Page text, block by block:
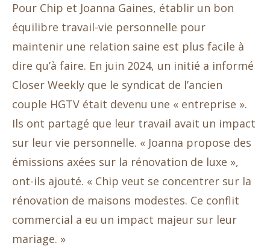
Pour Chip et Joanna Gaines, établir un bon
équilibre travail-vie personnelle pour
maintenir une relation saine est plus facile à
dire qu’à faire. En juin 2024, un initié a informé
Closer Weekly que le syndicat de l’ancien
couple HGTV était devenu une « entreprise ».
Ils ont partagé que leur travail avait un impact
sur leur vie personnelle. « Joanna propose des
émissions axées sur la rénovation de luxe »,
ont-ils ajouté. « Chip veut se concentrer sur la
rénovation de maisons modestes. Ce conflit
commercial a eu un impact majeur sur leur
mariage. »